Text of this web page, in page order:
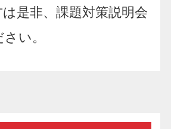
是非、課題対策説明会
い。